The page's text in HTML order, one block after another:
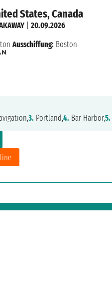
States, Canada
| 20.09.2026
Ausschiffung: Boston
3. Portland,4. Bar Harbor,5.